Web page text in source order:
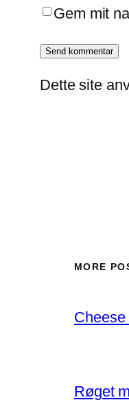
Gem mit
Dette site
MORE
Røget